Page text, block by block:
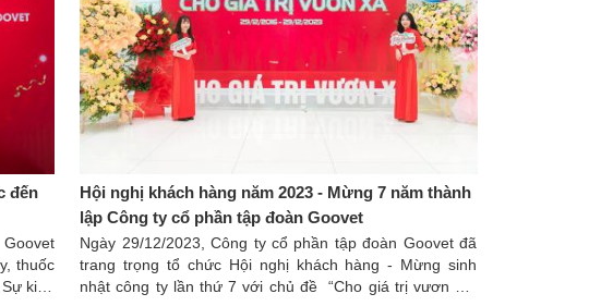
đến
thuốc
kiện
Hội nghị khách hàng năm 2023 - Mừng 7 năm thành
lập Công ty cổ phần tập đoàn Goovet
Ngày 29/12/2023, Công ty cổ phần tập đoàn Goovet đã
trang trọng tổ chức Hội nghị khách hàng - Mừng sinh
nhật công ty lần thứ 7 với chủ đề “Cho giá trị vươn xa”